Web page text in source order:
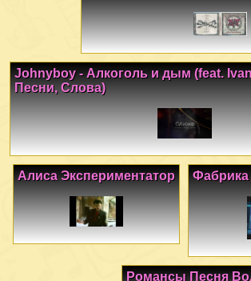
Johnyboy - Алкоголь и дым (feat.
Песни, Слова)
Фабрика
Алиса Экспериментатор
Романсы Песня